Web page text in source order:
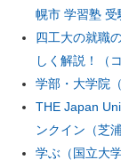
幌市 学習塾 受
四工大の就職
しく解説！（
学部・大学院
THE Japan
ンクイン（芝
学ぶ（国立大